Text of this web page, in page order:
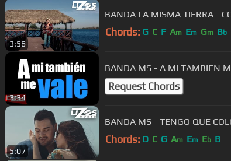
3:56
BANDA LA MISMA TIERRA -
Chords: G C F Am Em Gm Bb
3:34
BANDA MS - A MI TAMBIEN
Request Chords
5:07
BANDA MS - TENGO QUE
Chords: D C G Am Em Eb B